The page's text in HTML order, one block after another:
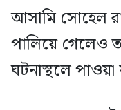
আসামি সোহেল
পালিয়ে গেলেও
ঘটনাস্থলে পাওয়া